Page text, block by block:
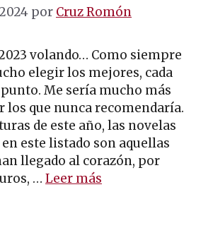
por Cruz Romón
volando… Como siempre
elegir los mejores, cada
Me sería mucho más
los que nunca recomendaría.
de este año, las novelas
este listado son aquellas
llegado al corazón, por
… Leer más